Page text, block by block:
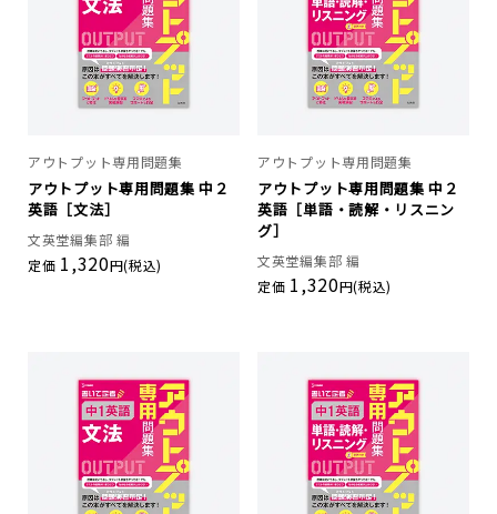
アウトプット専用問題集
アウトプット専用問題集 中２
英語［文法］
文英堂編集部 編
定価 1,320円(税込)
アウトプット専用問題集
アウトプット専用問題集 中２
英語［単語・読解・リスニン
グ］
文英堂編集部 編
定価 1,320円(税込)